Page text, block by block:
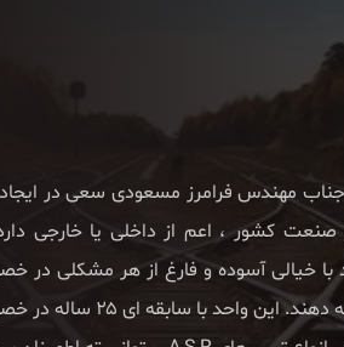
جناب مهندس فرامرز مسعودی سعی در
صنعت کشور ، اعم از داخلی یا خارجی
با خیالی آسوده و فارغ از هر مشکلی در
تامین کالای مورد نیاز خود بتوانند به فعالیت ادامه دهند. این